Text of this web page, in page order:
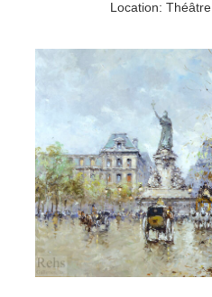
Location: